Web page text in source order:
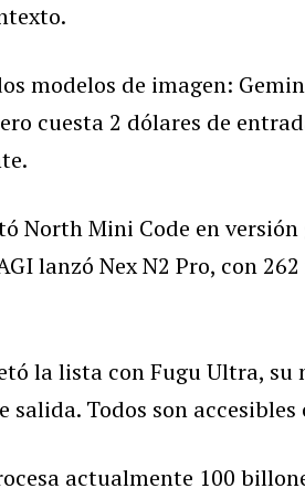
modelos de imagen:
cuesta 2 dólares de
North Mini Code en
lanzó Nex N2 Pro, con
la lista con Fugu Ultra, su
salida. Todos son
actualmente 100